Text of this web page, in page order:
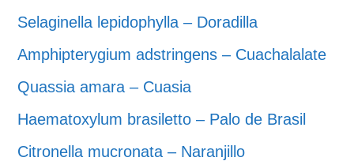
Selaginella lepidophylla – Doradilla
Amphipterygium adstringens – Cuachalalate
Quassia amara – Cuasia
Haematoxylum brasiletto – Palo de Brasil
Citronella mucronata – Naranjillo